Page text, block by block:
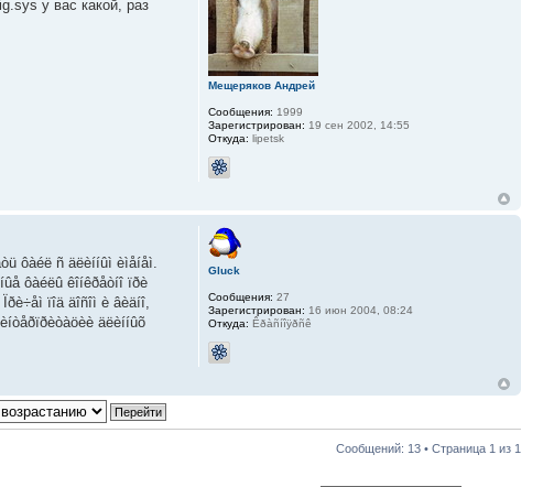
у вас какой, раз
Мещеряков Андрей
Сообщения: 1999
Зарегистрирован: 19 сен 2002, 14:55
Откуда: lipetsk
ôàéë ñ äëèííûì èìåíåì.
ôàéëû êîíêðåòíî ïðè
ïîä äîñîì è âèäíî,
äëèííûõ
Gluck
Сообщения: 27
Зарегистрирован: 16 июн 2004, 08:24
Откуда: Êðàñíîÿðñê
Сообщений: 13 • Страница 1 из 1